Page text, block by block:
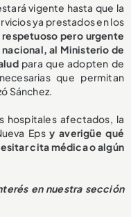
vigente hasta que la
ya prestados en los
respetuoso pero urgente
nacional, al Ministerio de
para que adopten de
que permitan
Sánchez.
hospitales afectados, la
Epsy averigüe qué
cita médica o algún
en nuestra sección